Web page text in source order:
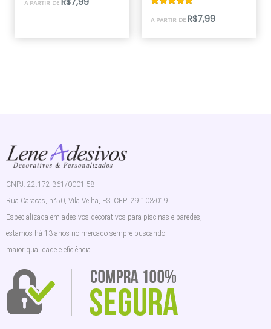
A PARTIR DE
5.00
A PARTIR DE R$7,99
CNPJ: 22.172.361/0001-58
Rua Caracas, n°50, Vila Velha, ES. CEP: 29.103-019.
Especializada em adesivos decorativos para piscinas e paredes,
estamos há 13 anos no mercado sempre buscando
maior qualidade e eficiência.